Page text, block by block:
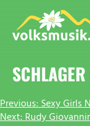
Inhalt
springen
Previous:Sexy Girls
Next:Rudy